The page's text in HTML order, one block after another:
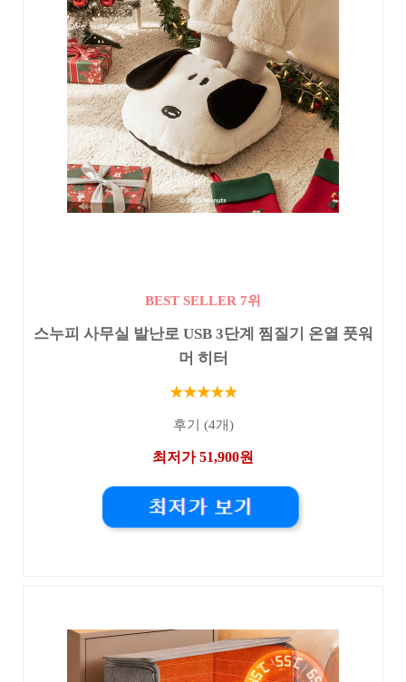
BEST SELLER 7위
스누피 사무실 발난로 USB 3단계 찜질기 온열 풋워
머 히터
★★★★★
후기 (4개)
최저가 51,900원